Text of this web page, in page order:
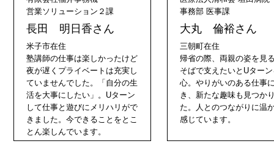
営業ソリューション２課
長田 明日香さん
米子市在住
塾講師の仕事は楽しかったけど
夜が遅くプライベートは充実し
ていませんでした。「自分の生
活を大事にしたい」。Uターン
して仕事と遊びにメリハリがで
きました。今できることをとこ
とん楽しんでいます。
事務部 医事課
大丸 倫裕さん
三朝町在住
帰省の際、両親の姿を見
そばで支えたいとUター
心。やりがいのある仕事
き、新たな趣味も見つか
た。人とのつながりに温
感じています。